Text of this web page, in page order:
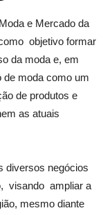
e Mercado da
objetivo formar
da moda e, em
moda como um
de produtos e
as atuais
diversos negócios
visando ampliar a
mesmo diante